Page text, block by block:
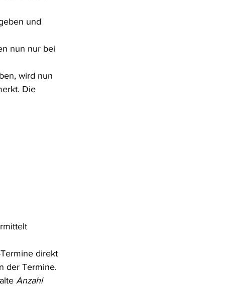
und
nun nur bei
wird nun
Die
direkt
der Termine.
Anzahl